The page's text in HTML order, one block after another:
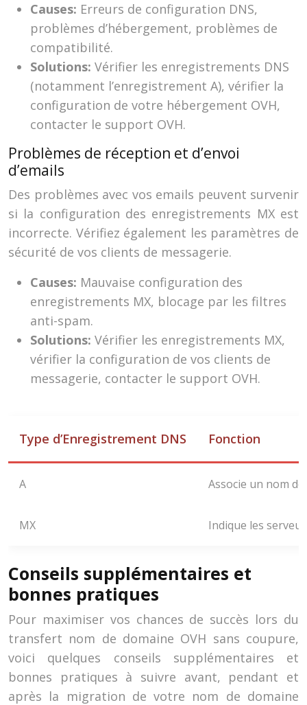
Causes: Erreurs de configuration DNS,
problèmes d’hébergement, problèmes de
compatibilité.
Solutions: Vérifier les enregistrements DNS
(notamment l’enregistrement A), vérifier la
configuration de votre hébergement OVH,
contacter le support OVH.
Problèmes de réception et d’envoi
d’emails
Des problèmes avec vos emails peuvent survenir
si la configuration des enregistrements MX est
incorrecte. Vérifiez également les paramètres de
sécurité de vos clients de messagerie.
Causes: Mauvaise configuration des
enregistrements MX, blocage par les filtres
anti-spam.
Solutions: Vérifier les enregistrements MX,
vérifier la configuration de vos clients de
messagerie, contacter le support OVH.
Type d’Enregistrement DNS Fonction
A Associe un nom
MX Indique les
Conseils supplémentaires et
bonnes pratiques
Pour maximiser vos chances de succès lors du
transfert nom de domaine OVH sans coupure,
voici quelques conseils supplémentaires et
bonnes pratiques à suivre avant, pendant et
après la migration de votre nom de domaine